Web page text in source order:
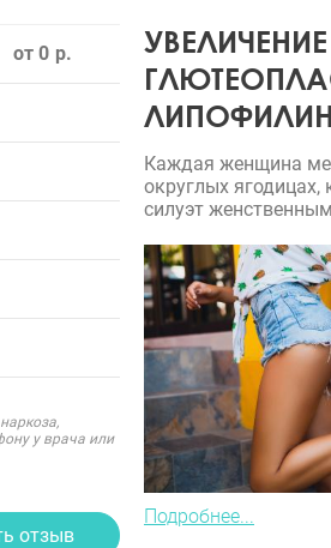
от 0
у врача или
отзыв
Каждая женщина
округлых
силуэт
Подробнее...